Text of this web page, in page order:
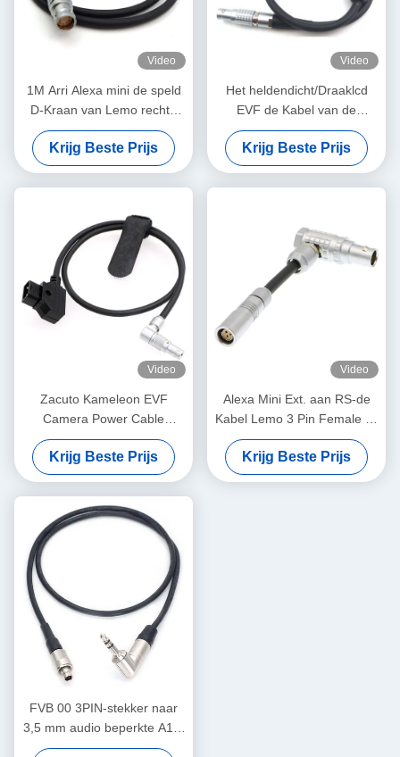
Video
1M Arri Alexa mini de speld
D-Kraan van Lemo rechte
FGJ 2B 8 van de
machtskabel kabel
Krijg Beste Prijs
Video
Het heldendicht/Draaklcd
EVF de Kabel van de
Cameramacht Lemo 16
Speld aan 16 speldt
rechtstreeks aan Juist
Contacttype
Krijg Beste Prijs
Video
Zacuto Kameleon EVF
Camera Power Cable
Draaibaar Lemo Rechte
Hoek 4 Pin Mannelijk Tot
Omgekeerd D-Tap
Krijg Beste Prijs
Video
Alexa Mini Ext. aan RS-de
Kabel Lemo 3 Pin Female To
7 van de Machtsadapter Pin
Male
Krijg Beste Prijs
FVB 00 3PIN-stekker naar
3,5 mm audio beperkte A10-
TX tijdcodekabel